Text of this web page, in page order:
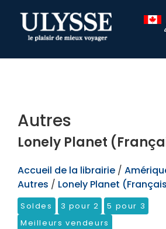
TEST
Autres
Lonely Planet
Accueil de la librairie /
Autres / Lonely Planet
Soldes 3 pour 2
5 pour 3
Meilleurs vendeurs